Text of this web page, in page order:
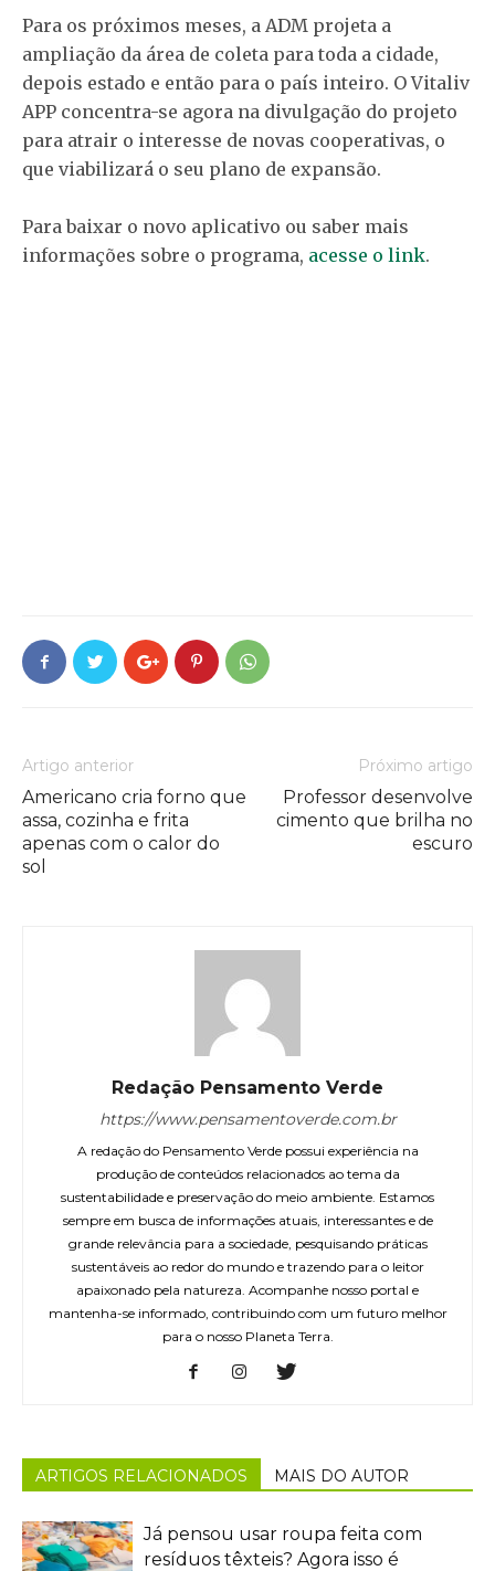
Para os próximos meses, a ADM projeta a
ampliação da área de coleta para toda a cidade,
depois estado e então para o país inteiro. O Vitaliv
APP concentra-se agora na divulgação do projeto
para atrair o interesse de novas cooperativas, o
que viabilizará o seu plano de expansão.
Para baixar o novo aplicativo ou saber mais
informações sobre o programa, acesse o link.
Artigo anterior
Americano cria forno que
assa, cozinha e frita
apenas com o calor do
sol
Próximo artigo
Professor desenvolve
cimento que brilha no
escuro
Redação Pensamento Verde
https://www.pensamentoverde.com.br
A redação do Pensamento Verde possui experiência na
produção de conteúdos relacionados ao tema da
sustentabilidade e preservação do meio ambiente. Estamos
sempre em busca de informações atuais, interessantes e de
grande relevância para a sociedade, pesquisando práticas
sustentáveis ao redor do mundo e trazendo para o leitor
apaixonado pela natureza. Acompanhe nosso portal e
mantenha-se informado, contribuindo com um futuro melhor
para o nosso Planeta Terra.
ARTIGOS RELACIONADOS MAIS DO AUTOR
Já pensou usar roupa feita com
resíduos têxteis? Agora isso é